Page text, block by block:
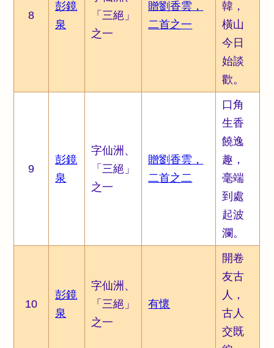
8
彭鏡
泉
「三絕」
之一
贈劉香雲，
二首之一
韓，
橫山
今日
始談
歡。
9
彭鏡
泉
字仙洲、
「三絕」
之一
贈劉香雲，
二首之二
口角
生香
饒逸
趣，
毫端
到處
起波
瀾。
10
彭鏡
泉
字仙洲、
「三絕」
之一
有懷
開卷
友古
人，
古人
交既